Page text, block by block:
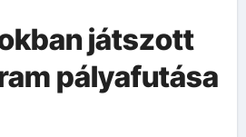
játszott
pályafutása